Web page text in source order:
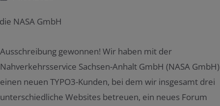
Ausschreibung gewonnen! Wir haben mit der
Nahverkehrsservice Sachsen-Anhalt GmbH (NASA GmbH)
einen neuen TYPO3-Kunden, bei dem wir insgesamt drei
unterschiedliche Websites betreuen, ein neues Forum